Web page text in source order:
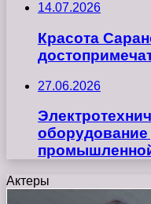
14.07.2026
Красота
27.06.2026
оборудование
Актеры